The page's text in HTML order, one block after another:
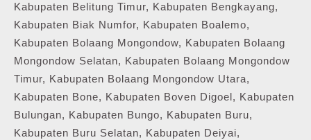
Kabupaten Belitung Timur, Kabupaten Bengkayang,
Kabupaten Biak Numfor, Kabupaten Boalemo,
Kabupaten Bolaang Mongondow, Kabupaten Bolaang
Mongondow Selatan, Kabupaten Bolaang Mongondow
Timur, Kabupaten Bolaang Mongondow Utara,
Kabupaten Bone, Kabupaten Boven Digoel, Kabupaten
Bulungan, Kabupaten Bungo, Kabupaten Buru,
Kabupaten Buru Selatan, Kabupaten Deiyai,